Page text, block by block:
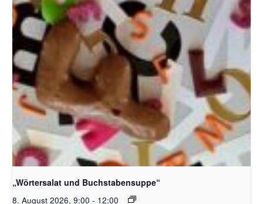
Bildquelle_ Pixabay Free_Christoph Meinersmann
„Wörtersalat und Buchstabensuppe“
8. August 2026, 9:00 - 12:00